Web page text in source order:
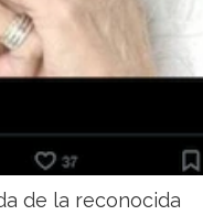
de la reconocida